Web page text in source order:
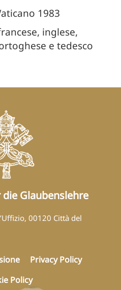
1983
inglese,
e tedesco
Glaubenslehre
00120 Città del
Privacy Policy
Policy